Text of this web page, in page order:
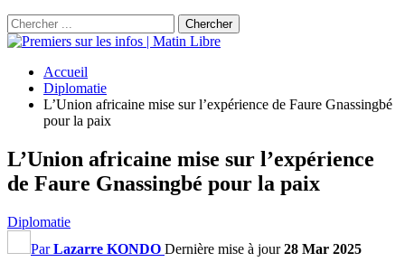
Accueil
Diplomatie
L’Union africaine mise sur l’expérience de Faure Gnassingbé
pour la paix
L’Union africaine mise sur l’expérience
de Faure Gnassingbé pour la paix
Diplomatie
ParLazarre KONDO Dernière mise à jour28 Mar 2025